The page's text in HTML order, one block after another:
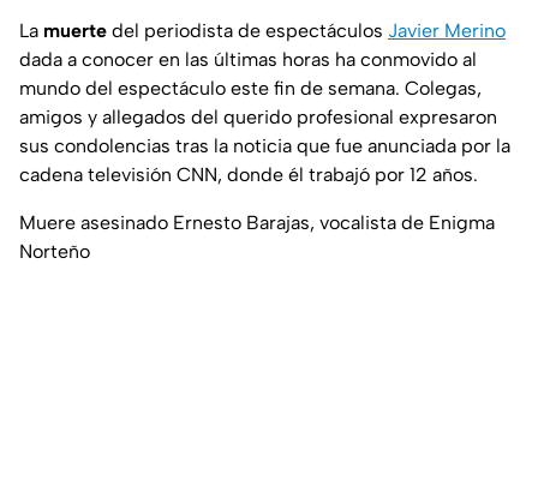
La muerte del periodista de espectáculos Javier Merino
dada a conocer en las últimas horas ha conmovido al
mundo del espectáculo este fin de semana. Colegas,
amigos y allegados del querido profesional expresaron
sus condolencias tras la noticia que fue anunciada por la
cadena televisión CNN, donde él trabajó por 12 años.
Muere asesinado Ernesto Barajas, vocalista de Enigma
Norteño